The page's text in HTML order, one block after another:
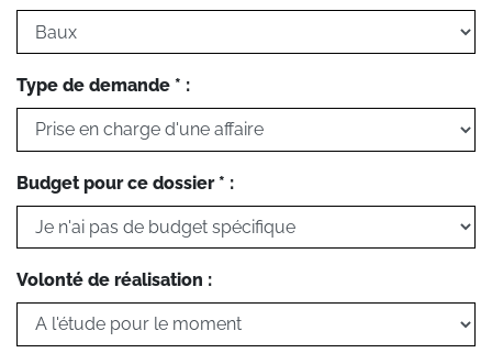
Type de demande * :
Budget pour ce dossier * :
Volonté de réalisation :